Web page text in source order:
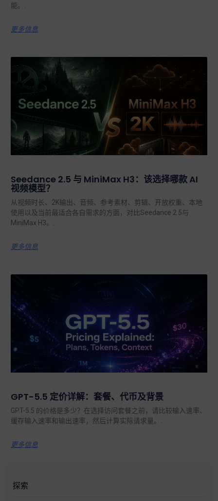
能。.
更多信息
Seedance 2.5 与 MiniMax H3：该选择哪款 AI
视频模型？
从视频时长、2K输出、音频、参考素材、剪辑、开放权重、本地
使用以及当前最适合各自需求的方面，对比Seedance 2.5与
MiniMax H3。.
更多信息
GPT-5.5 定价详解：套餐、代币及背景
GPT-5.5 的价格是多少？在选择访问套餐之前，请比较输入速率、
缓存输入速率和输出速率，然后计算实际请求量。.
更多信息
探索